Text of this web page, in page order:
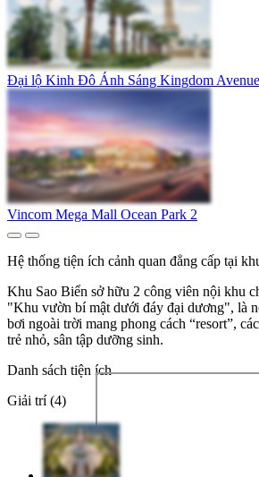
Đại lộ Kinh Đô Ánh Sáng Kingdom Avenue
Vincom Mega Mall Ocean Park 2
Hệ thống tiện ích cảnh quan đẳng cấp tại
Khu Sao Biển sở hữu 2 công viên nội khu
"Khu vườn bí mật dưới đáy đại dương", là
bơi ngoài trời mang phong cách “resort”,
trẻ nhỏ, sân tập dưỡng sinh.
Danh sách tiện ích
Giải trí (4)